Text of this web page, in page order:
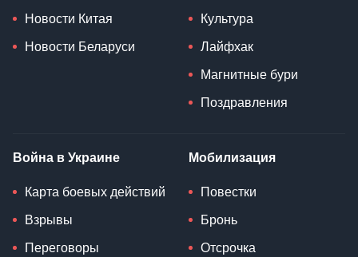
Новости Китая
Новости Беларуси
Культура
Лайфхак
Магнитные бури
Поздравления
Война в Украине
Карта боевых действий
Взрывы
Переговоры
Мобилизация
Повестки
Бронь
Отсрочка